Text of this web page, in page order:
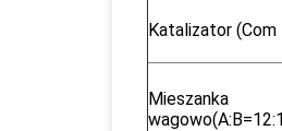
Katalizator (Com
Mieszanka